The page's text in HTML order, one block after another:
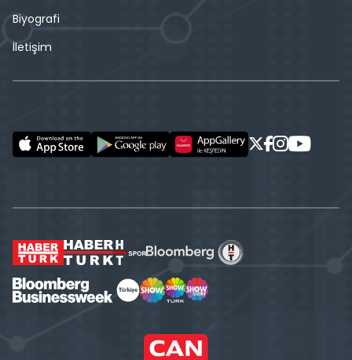
Biyografi
İletişim